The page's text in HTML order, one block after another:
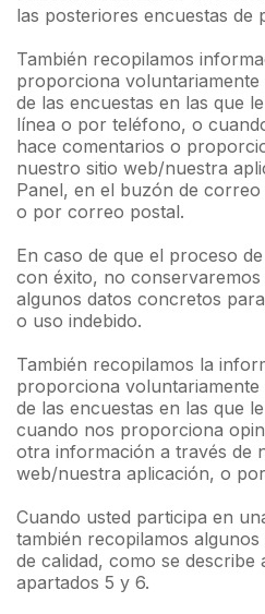
las posteriores encuestas de
También recopilamos
proporciona
de las encuestas en las que
línea o por teléfono, o
hace comentarios o
nuestro sitio web/nuestra
Panel, en el buzón de
o por correo postal.
En caso de que el proceso
con éxito, no
algunos datos concretos
o uso indebido.
También recopilamos la
proporciona
de las encuestas en las que
cuando nos proporciona
otra información a través de
web/nuestra aplicación, o
Cuando usted participa en
también recopilamos
de calidad, como se
apartados 5 y 6.